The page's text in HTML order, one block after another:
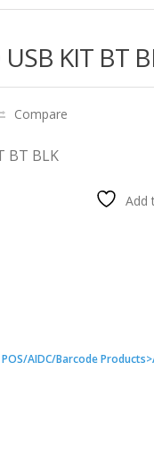
KIT BT
Compare
BT BLK
Add
POS/AIDC/Barcode